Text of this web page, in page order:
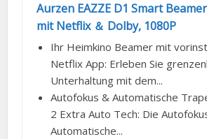
Aurzen EAZZE D1 Smart
mit Netflix ＆ Dolby, 1080P
Ihr Heimkino Beamer mit
Netflix App: Erleben Sie
Unterhaltung mit dem...
Autofokus & Automatische
2 Extra Auto Tech: Die
Automatische...